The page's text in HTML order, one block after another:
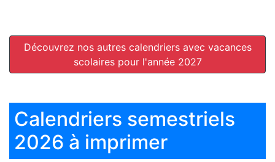
Découvrez nos autres calendriers avec vacances
scolaires pour l'année 2027
Calendriers semestriels
2026 à imprimer